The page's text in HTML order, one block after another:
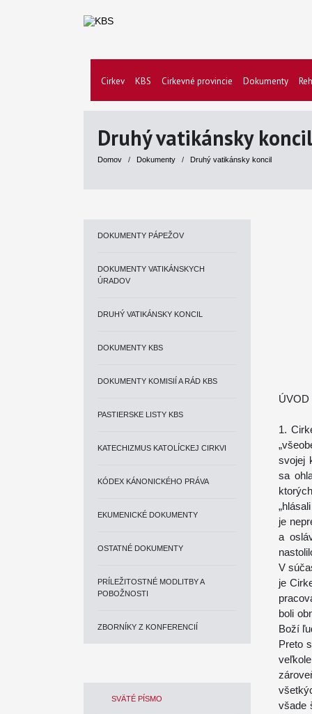
Cirkev KBS Cirkevné provincie Dokumenty
Druhý vatikánsky koncil
Domov / Dokumenty / Druhý vatikánsky koncil
DOKUMENTY PÁPEŽOV
DOKUMENTY VATIKÁNSKYCH
ÚRADOV
DRUHÝ VATIKÁNSKY KONCIL
DOKUMENTY KBS
DOKUMENTY KOMISIÍ A RÁD KBS
PASTIERSKE LISTY KBS
KATECHIZMUS KATOLÍCKEJ CIRKVI
KÓDEX KÁNONICKÉHO PRÁVA
EKUMENICKÉ DOKUMENTY
OSTATNÉ DOKUMENTY
PRÍLEŽITOSTNÉ MODLITBY A
POBOŽNOSTI
ZBORNÍKY Z KONFERENCIÍ
SVÄTÉ PÍSMO
ÚVOD
1.
svojej
sa
je
a
V
je
boli
Boží
Preto
všade